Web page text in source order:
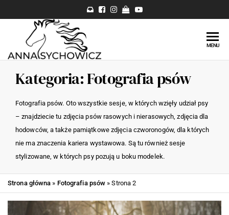
Anna
Sychowicz
Fotografia
jeździecka,
artystyczne
zdjęcia
koni i sesje
z końmi.
Fotografia
fotografia
jeździecka,
zdjęcia koni,
baśniowe
zwierzętami,
Fotografia
psów, zdjęcia
Warszawa ::
Sochaczew ::
Błonie ::
MENU
Kategoria:Fotografia psów
Fotografia psów. Oto wszystkie sesje, w których wzięły udział psy
– znajdziecie tu zdjęcia psów rasowych i nierasowych, zdjęcia dla
hodowców, a także pamiątkowe zdjęcia czworonogów, dla których
nie ma znaczenia kariera wystawowa. Są tu również sesje
stylizowane, w których psy pozują u boku modelek.
Strona główna » Fotografia psów »Strona 2